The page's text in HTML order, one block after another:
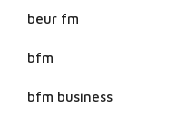
beur fm
bfm
bfm business